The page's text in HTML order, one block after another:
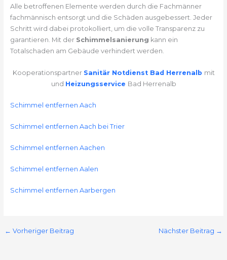
Alle betroffenen Elemente werden durch die Fachmänner
fachmännisch entsorgt und die Schäden ausgebessert. Jeder
Schritt wird dabei protokolliert, um die volle Transparenz zu
garantieren. Mit der Schimmelsanierung kann ein
Totalschaden am Gebäude verhindert werden.
Kooperationspartner Sanitär Notdienst Bad Herrenalb mit
und Heizungsservice Bad Herrenalb
Schimmel entfernen Aach
Schimmel entfernen Aach bei Trier
Schimmel entfernen Aachen
Schimmel entfernen Aalen
Schimmel entfernen Aarbergen
← Vorheriger Beitrag Nächster Beitrag →